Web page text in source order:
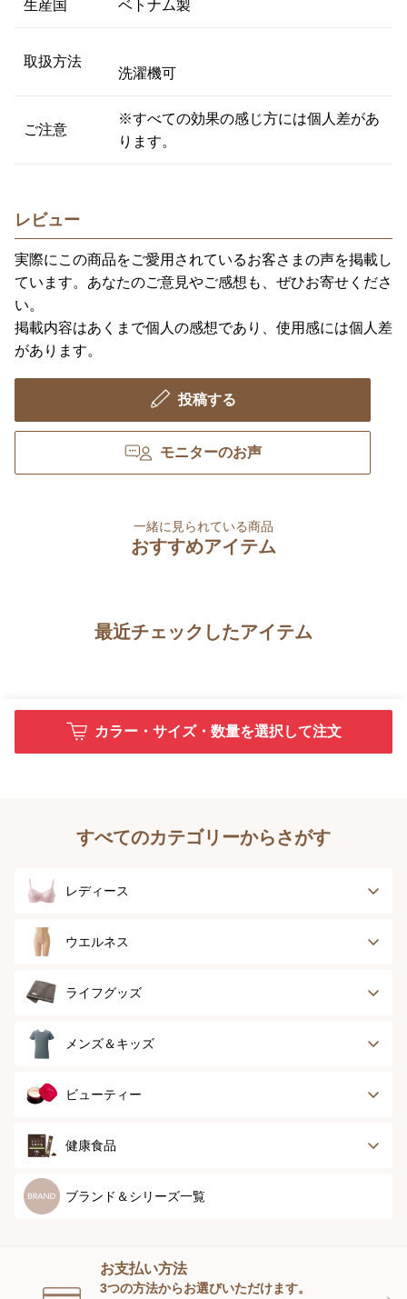
生産国 ベトナム製
取扱方法
洗濯機可
ご注意
※すべての効果の感じ方には個人差があ
ります。
レビュー
実際にこの商品をご愛用されているお客さまの声を掲載し
ています。あなたのご意見やご感想も、ぜひお寄せくださ
い。
掲載内容はあくまで個人の感想であり、使用感には個人差
があります。
投稿する
モニターのお声
一緒に見られている商品
おすすめアイテム
最近チェックしたアイテム
カラー・サイズ・数量を選択して注文
すべてのカテゴリーからさがす
レディース
ブラジャー
ボディースーツ
ランジェリー
イツ
ウエルネス
健康サポート
スポーツ
ライフグッズ
アウター
グッズ
メンズ＆キッズ
メンズトップ
メンズソックス
ビューティー
スキンケア
スペシャルケア
スキンケアグッズ
健康食品
健康食品
ブランド＆シリーズ一覧
お支払い方法
3つの方法からお選びいただけます。